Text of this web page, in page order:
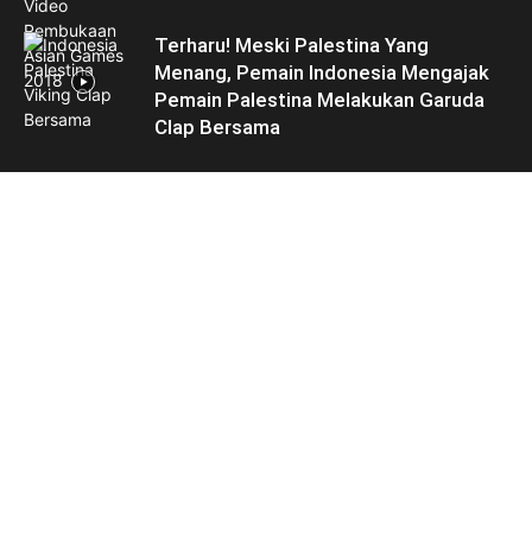
Terharu! Meski Palestina Yang
Menang, Pemain Indonesia Mengajak
Pemain Palestina Melakukan Garuda
Clap Bersama